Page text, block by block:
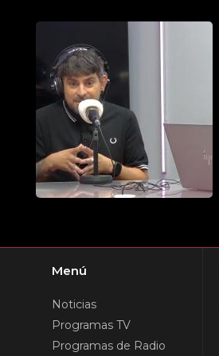
Menú
Noticias
Programas TV
Programas de Radio